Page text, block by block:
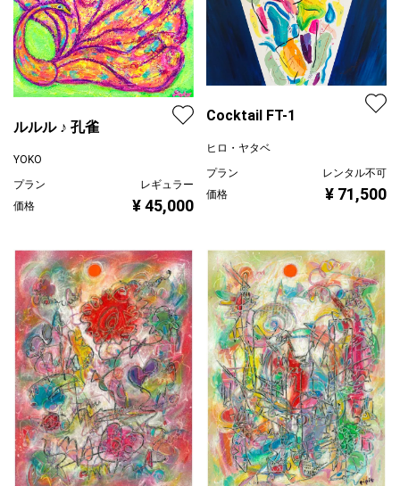
ルルル ♪ 孔雀
YOKO
プラン
レギュラー
価格
¥ 45,000
Cocktail FT-1
ヒロ・ヤタベ
プラン
レンタル不可
価格
¥ 71,500